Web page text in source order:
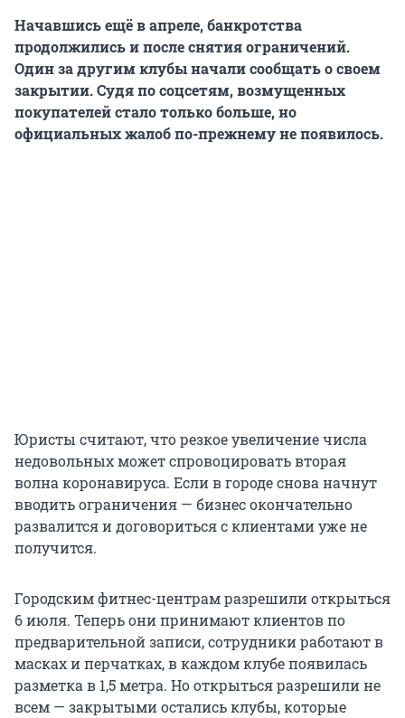
Начавшись ещё в апреле, банкротства
продолжились и после снятия ограничений.
Один за другим клубы начали сообщать о своем
закрытии. Судя по соцсетям, возмущенных
покупателей стало только больше, но
официальных жалоб по-прежнему не появилось.
Юристы считают, что резкое увеличение числа
недовольных может спровоцировать вторая
волна коронавируса. Если в городе снова начнут
вводить ограничения — бизнес окончательно
развалится и договориться с клиентами уже не
получится.
Городским фитнес-центрам разрешили открыться
6 июля. Теперь они принимают клиентов по
предварительной записи, сотрудники работают в
масках и перчатках, в каждом клубе появилась
разметка в 1,5 метра. Но открыться разрешили не
всем — закрытыми остались клубы, которые